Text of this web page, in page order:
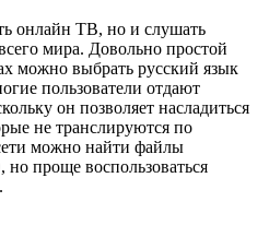
онлайн ТВ, но и слушать
мира. Довольно простой
можно выбрать русский язык
пользователи отдают
он позволяет насладиться
не транслируются по
можно найти файлы
проще воспользоваться